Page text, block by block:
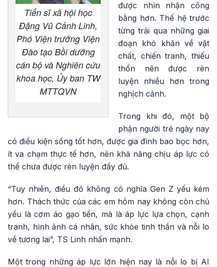
Tiến sĩ xã hội học
Đặng Vũ Cảnh Linh,
Phó Viện trưởng Viện
Đào tạo Bồi dưỡng
cán bộ và Nghiên cứu
khoa học, Ủy ban TW
MTTQVN
được nhìn nhận công
bằng hơn. Thế hệ trước
từng trải qua những giai
đoạn khó khăn về vật
chất, chiến tranh, thiếu
thốn nên được rèn
luyện nhiều hơn trong
nghịch cảnh.
Trong khi đó, một bộ
phận người trẻ ngày nay
có điều kiện sống tốt hơn, được gia đình bao bọc hơn,
ít va chạm thực tế hơn, nên khả năng chịu áp lực có
thể chưa được rèn luyện đầy đủ.
“Tuy nhiên, điều đó không có nghĩa Gen Z yếu kém
hơn. Thách thức của các em hôm nay không còn chủ
yếu là cơm áo gạo tiền, mà là áp lực lựa chọn, cạnh
tranh, hình ảnh cá nhân, sức khỏe tinh thần và nỗi lo
về tương lai”, TS Linh nhấn mạnh.
Một trong những áp lực lớn hiện nay là nỗi lo bị AI